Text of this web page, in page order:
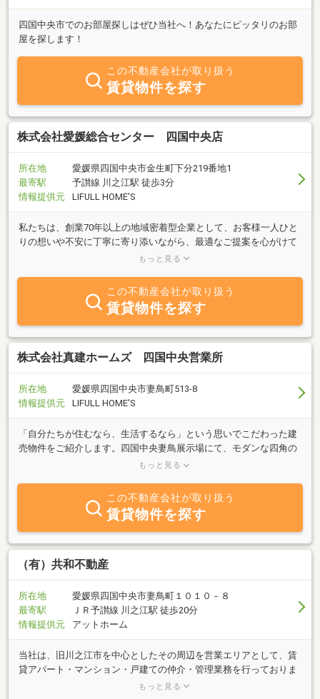
四国中央市でのお部屋探しはぜひ当社へ！あなたにピッタリのお部
屋を探します！
この不動産会社が取り扱う
賃貸物件を探す
株式会社愛媛総合センター 四国中央店
所在地
愛媛県四国中央市金生町下分219番地1
最寄駅
予讃線 川之江駅 徒歩3分
情報提供元
LIFULL HOME'S
私たちは、創業70年以上の地域密着型企業として、お客様一人ひと
りの想いや不安に丁寧に寄り添いながら、最適なご提案を心がけて
います。まだ売るかどうか決めていない…という方も、無料で査定
もっと見る
この不動産会社が取り扱う
賃貸物件を探す
株式会社真建ホームズ 四国中央営業所
所在地
愛媛県四国中央市妻鳥町513-8
情報提供元
LIFULL HOME'S
「自分たちが住むなら、生活するなら」という思いでこだわった建
売物件をご紹介します。四国中央妻鳥展示場にて、モダンな四角の
デザインと、視覚効果を最大限活かしたモデルハウスをぜひ体感し
もっと見る
この不動産会社が取り扱う
賃貸物件を探す
（有）共和不動産
所在地
愛媛県四国中央市妻鳥町１０１０－８
最寄駅
ＪＲ予讃線 川之江駅 徒歩20分
情報提供元
アットホーム
当社は、旧川之江市を中心としたその周辺を営業エリアとして、賃
貸アパート・マンション・戸建ての仲介・管理業務を行っておりま
す。四国中央市内の賃貸物件に関しては、ワンルームからファミリ
もっと見る